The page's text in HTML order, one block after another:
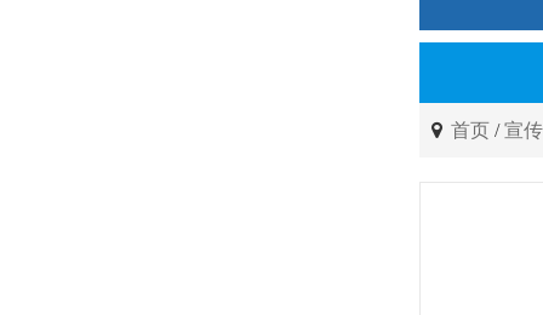
首页 /宣